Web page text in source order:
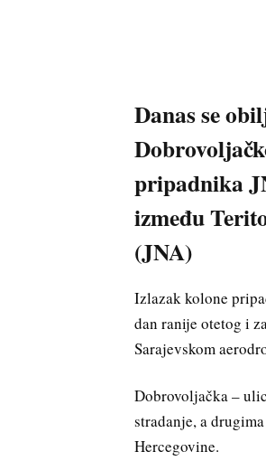
Danas se
pripadnika
između
(JNA)
Izlazak kolone
dan ranije otetog i
Sarajevskom
Dobrovoljačka –
stradanje, a
Hercegovine.